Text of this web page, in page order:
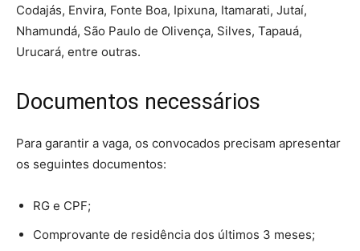
Codajás, Envira, Fonte Boa, Ipixuna, Itamarati, Jutaí,
Nhamundá, São Paulo de Olivença, Silves, Tapauá,
Urucará, entre outras.
Documentos necessários
Para garantir a vaga, os convocados precisam apresentar
os seguintes documentos:
RG e CPF;
Comprovante de residência dos últimos 3 meses;